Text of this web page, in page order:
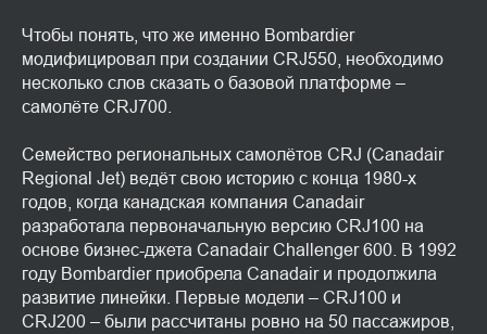
Чтобы понять, что же именно Bombardier
модифицировал при создании CRJ550, необходимо
несколько слов сказать о базовой платформе –
самолёте CRJ700.
Семейство региональных самолётов CRJ (Canadair
Regional Jet) ведёт свою историю с конца 1980-х
годов, когда канадская компания Canadair
разработала первоначальную версию CRJ100 на
основе бизнес-джета Canadair Challenger 600. В 1992
году Bombardier приобрела Canadair и продолжила
развитие линейки. Первые модели – CRJ100 и
CRJ200 – были рассчитаны ровно на 50 пассажиров,